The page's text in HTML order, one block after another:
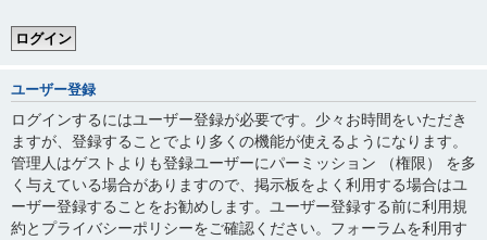
ユーザー登録
ログインするにはユーザー登録が必要です。少々お時間をいただき
ますが、登録することでより多くの機能が使えるようになります。
管理人はゲストよりも登録ユーザーにパーミッション （権限） を多
く与えている場合がありますので、掲示板をよく利用する場合はユ
ーザー登録することをお勧めします。ユーザー登録する前に利用規
約とプライバシーポリシーをご確認ください。フォーラムを利用す